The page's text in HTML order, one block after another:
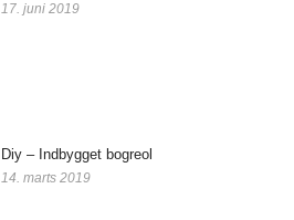
17. juni 2019
Diy – Indbygget bogreol
14. marts 2019